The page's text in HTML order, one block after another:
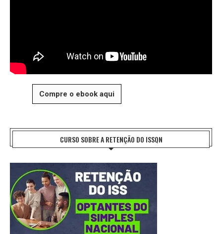
Compre o ebook aqui
CURSO SOBRE A RETENÇÃO DO ISSQN